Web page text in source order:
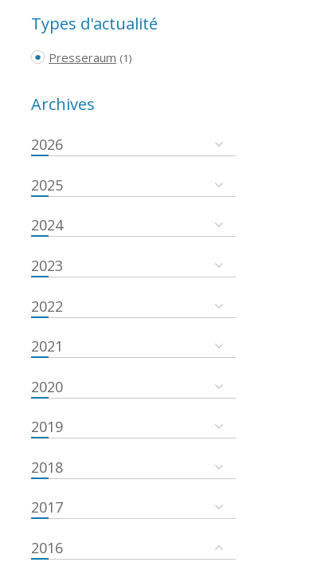
Types d'actualité
Presseraum (1)
Archives
2026
2025
2024
2023
2022
2021
2020
2019
2018
2017
2016